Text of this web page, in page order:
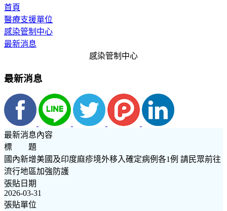
首頁
醫療支援單位
感染管制中心
最新消息
感染管制中心
最新消息
最新消息內容
標 題
國內新增美國及印度麻疹境外移入確定病例各1例 請民眾前往
流行地區加強防護
張貼日期
2026-03-31
張貼單位